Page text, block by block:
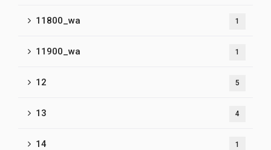
11800_wa 1
11900_wa 1
12 5
13 4
14 1